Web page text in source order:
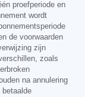
proefperiode en
wordt
de voorwaarden
zijn
zoals
na annulering
betaalde